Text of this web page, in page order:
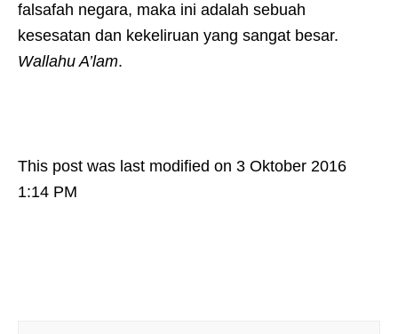
falsafah negara, maka ini adalah sebuah
kesesatan dan kekeliruan yang sangat besar.
Wallahu A’lam.
This post was last modified on 3 Oktober 2016
1:14 PM